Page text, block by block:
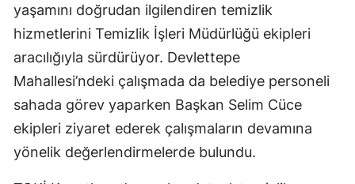
yaşamını doğrudan ilgilendiren temizlik
hizmetlerini Temizlik İşleri Müdürlüğü ekipleri
aracılığıyla sürdürüyor. Devlettepe
Mahallesi’ndeki çalışmada da belediye personeli
sahada görev yaparken Başkan Selim Cüce
ekipleri ziyaret ederek çalışmaların devamına
yönelik değerlendirmelerde bulundu.